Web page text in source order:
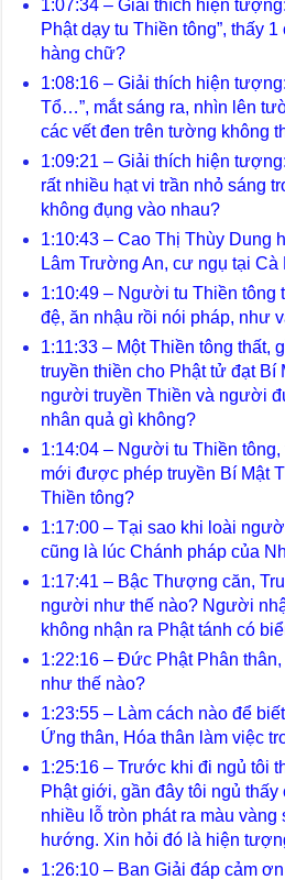
1:07:34 – Giải thích hiện
Phật dạy tu Thiền tông”, thấy
hàng chữ?
1:08:16 – Giải thích hiện
Tổ…”, mắt sáng ra, nhìn lên
các vết đen trên tường không
1:09:21 – Giải thích hiện
rất nhiều hạt vi trần nhỏ sáng
không đụng vào nhau?
1:10:43 – Cao Thị Thùy Dung
Lâm Trường An, cư ngụ tại Cà
1:10:49 – Người tu Thiền tông
đệ, ăn nhậu rồi nói pháp, như
1:11:33 – Một Thiền tông thất,
truyền thiền cho Phật tử đạt Bí
người truyền Thiền và người
nhân quả gì không?
1:14:04 – Người tu Thiền
mới được phép truyền Bí Mật
Thiền tông?
1:17:00 – Tại sao khi loài
cũng là lúc Chánh pháp của
1:17:41 – Bậc Thượng căn,
người như thế nào? Người
không nhận ra Phật tánh có
1:22:16 – Đức Phật Phân
như thế nào?
1:23:55 – Làm cách nào để
Ứng thân, Hóa thân làm việc
1:25:16 – Trước khi đi ngủ tôi
Phật giới, gần đây tôi ngủ thấy
nhiều lỗ tròn phát ra màu
hướng. Xin hỏi đó là hiện
1:26:10 – Ban Giải đáp cảm